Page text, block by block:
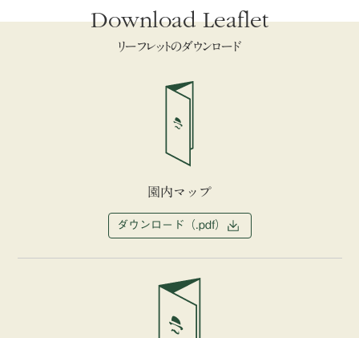
Download Leaflet
リーフレットのダウンロード
園内マップ
ダウンロード（.pdf）